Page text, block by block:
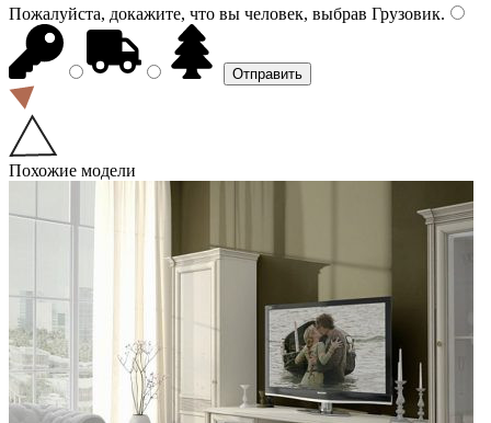
Пожалуйста, докажите, что вы человек, выбрав Грузовик.
Похожие модели